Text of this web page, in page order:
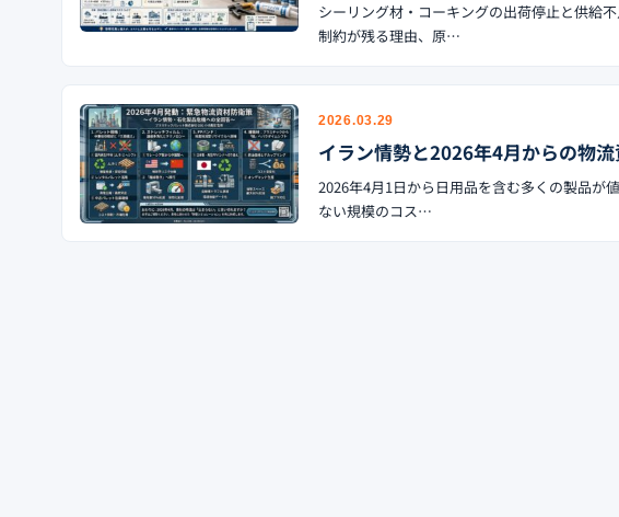
シーリング材・コーキングの出荷停止と供給
制約が残る理由、原…
2026.03.29
イラン情勢と2026年4月からの物
2026年4月1日から日用品を含む多くの製品が
ない規模のコス…